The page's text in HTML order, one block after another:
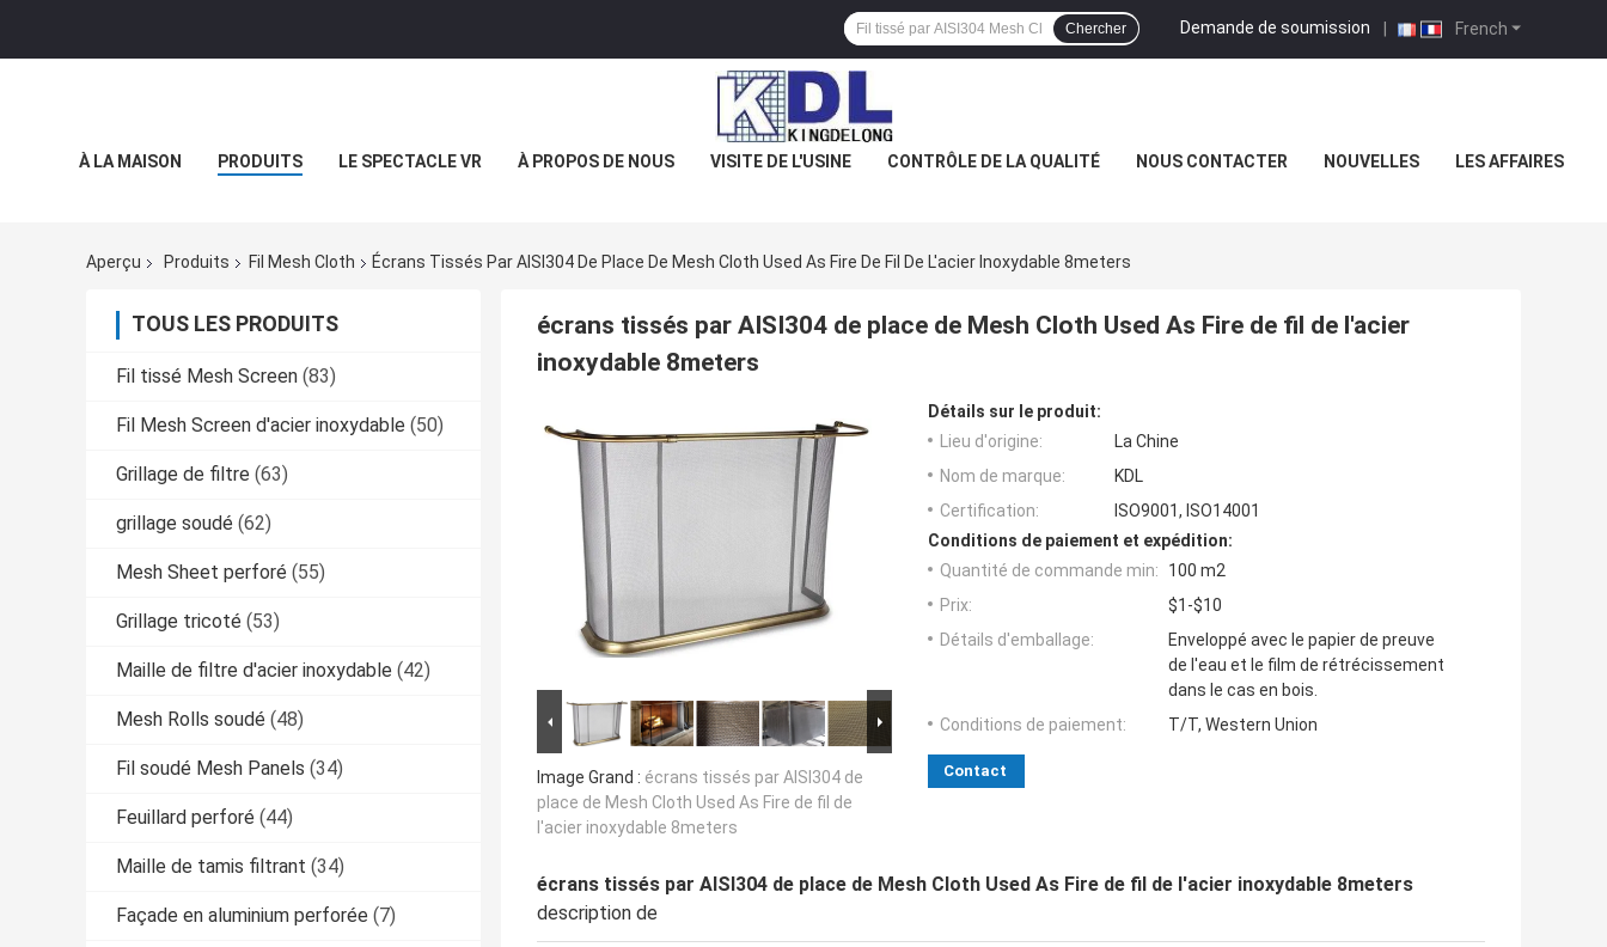
French
Demande de soumission |
Chercher
À LA MAISON PRODUITS LE SPECTACLE VR À PROPOS DE NOUS VISITE DE L'USINE CONTRÔLE DE LA QUALITÉ NOUS CONTACTER NOUVELLES LES AFFAIRES
Aperçu Produits Fil Mesh Cloth Écrans Tissés Par AISI304 De Place De Mesh Cloth Used As Fire De Fil De L'acier Inoxydable 8meters
TOUS LES PRODUITS
Fil tissé Mesh Screen (83)
Fil Mesh Screen d'acier inoxydable (50)
Grillage de filtre (63)
grillage soudé (62)
Mesh Sheet perforé (55)
Grillage tricoté (53)
Maille de filtre d'acier inoxydable (42)
Mesh Rolls soudé (48)
Fil soudé Mesh Panels (34)
Feuillard perforé (44)
Maille de tamis filtrant (34)
Façade en aluminium perforée (7)
écrans tissés par AISI304 de place de Mesh Cloth Used As Fire de fil de l'acier
inoxydable 8meters
Image Grand : écrans tissés par AISI304 de
place de Mesh Cloth Used As Fire de fil de
l'acier inoxydable 8meters
Détails sur le produit:
Lieu d'origine:
La Chine
Nom de marque:
KDL
Certification:
ISO9001, ISO14001
Conditions de paiement et expédition:
Quantité de commande min:
100 m2
Prix:
$1-$10
Détails d'emballage:
Enveloppé avec le papier de preuve
de l'eau et le film de rétrécissement
dans le cas en bois.
Conditions de paiement:
T/T, Western Union
Contact
écrans tissés par AISI304 de place de Mesh Cloth Used As Fire de fil de l'acier inoxydable 8meters
description de